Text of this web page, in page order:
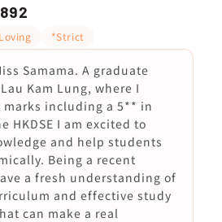
*Strict
Samama. A graduate
Kam Lung, where I
marks including a 5** in
HKDSE I am excited to
and help students
Being a recent
a fresh understanding of
and effective study
can make a real